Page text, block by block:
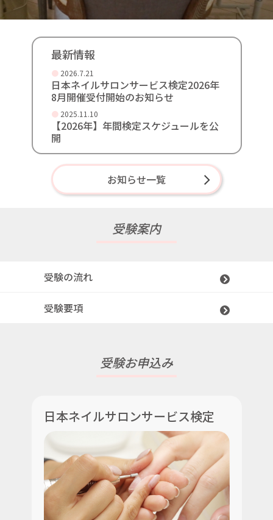
最新情報
2026.7.21
日本ネイルサロンサービス検定2026年
8月開催受付開始のお知らせ
2025.11.10
【2026年】年間検定スケジュールを公
開
お知らせ一覧
受験案内
受験の流れ
受験要項
受験お申込み
日本ネイルサロンサービス検定